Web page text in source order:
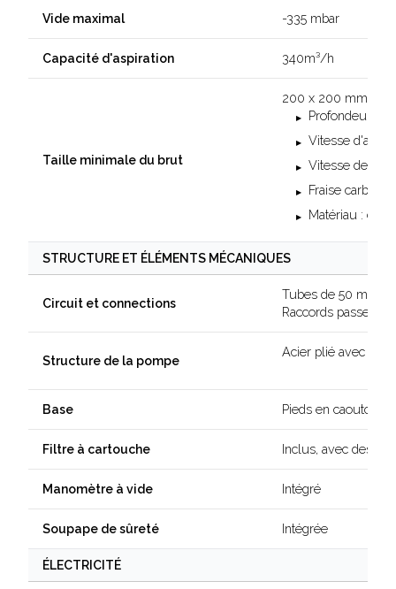
Vide maximal -335 mbar
Capacité d'aspiration 340m³/h
Taille minimale du brut
200 x 200 mm,
Profondeur de
Vitesse
Vitesse de
Fraise carbure
Matériau :
STRUCTURE ET ÉLÉMENTS MÉCANIQUES
Circuit et connections
Tubes de 50 mm
Raccords passe-
Structure de la pompe
Acier plié avec
Base Pieds en
Filtre à cartouche Inclus, avec des
Manomètre à vide Intégré
Soupape de sûreté Intégrée
ÉLECTRICITÉ